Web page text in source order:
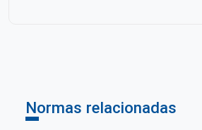
Normas relacionadas